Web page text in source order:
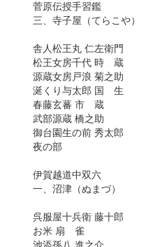
菅原伝授手習鑑
三、寺子屋（てらこや）
舎人松王丸 仁左衛門
松王女房千代 時 蔵
源蔵女房戸浪 菊之助
涎くり与太郎 国 生
春藤玄蕃 市 蔵
武部源蔵 橋之助
御台園生の前 秀太郎
夜の部
伊賀越道中双六
一、沼津（ぬまづ）
呉服屋十兵衛 藤十郎
お米 扇 雀